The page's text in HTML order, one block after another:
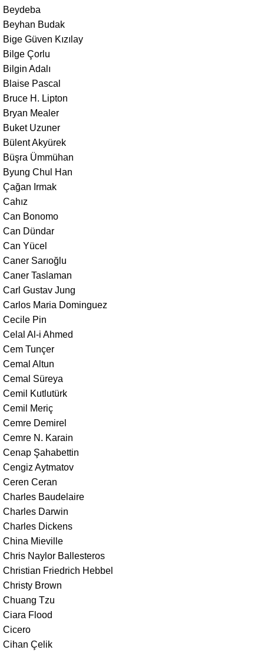
Beydeba
Beyhan Budak
Bige Güven Kızılay
Bilge Çorlu
Bilgin Adalı
Blaise Pascal
Bruce H. Lipton
Bryan Mealer
Buket Uzuner
Bülent Akyürek
Büşra Ümmühan
Byung Chul Han
Çağan Irmak
Cahız
Can Bonomo
Can Dündar
Can Yücel
Caner Sarıoğlu
Caner Taslaman
Carl Gustav Jung
Carlos Maria Dominguez
Cecile Pin
Celal Al-i Ahmed
Cem Tunçer
Cemal Altun
Cemal Süreya
Cemil Kutlutürk
Cemil Meriç
Cemre Demirel
Cemre N. Karain
Cenap Şahabettin
Cengiz Aytmatov
Ceren Ceran
Charles Baudelaire
Charles Darwin
Charles Dickens
China Mieville
Chris Naylor Ballesteros
Christian Friedrich Hebbel
Christy Brown
Chuang Tzu
Ciara Flood
Cicero
Cihan Çelik